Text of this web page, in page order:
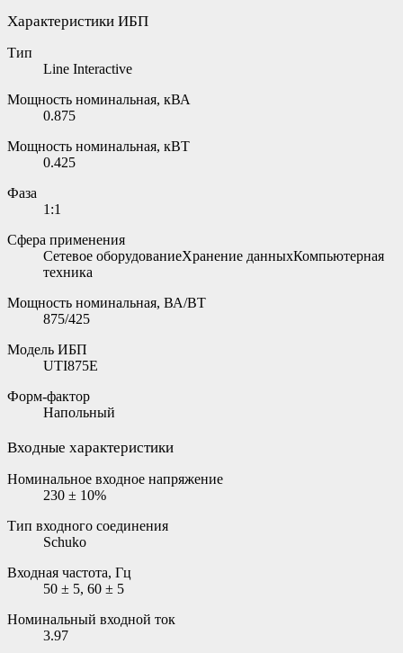
Характеристики ИБП
Тип
Line Interactive
Мощность номинальная, кВА
0.875
Мощность номинальная, кВТ
0.425
Фаза
1:1
Сфера применения
Сетевое оборудованиеХранение данныхКомпьютерная
техника
Мощность номинальная, ВА/ВТ
875/425
Модель ИБП
UTI875E
Форм-фактор
Напольный
Входные характеристики
Номинальное входное напряжение
230 ± 10%
Тип входного соединения
Schuko
Входная частота, Гц
50 ± 5, 60 ± 5
Номинальный входной ток
3.97